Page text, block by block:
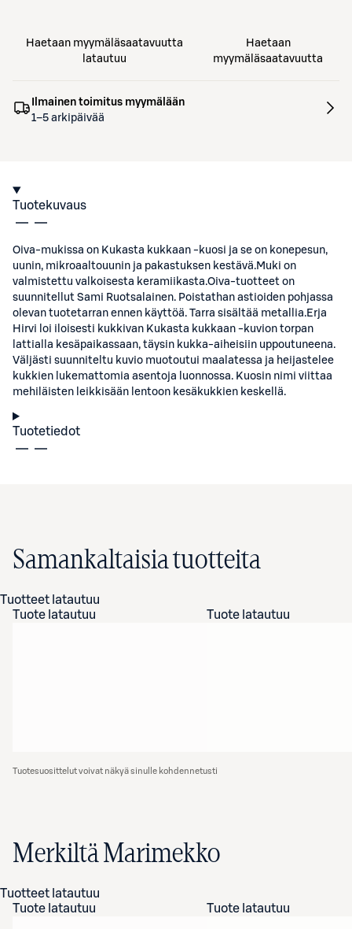
Haetaan myymäläsaatavuutta
latautuu
Haetaan
myymäläsaatavuutta
Ilmainen toimitus myymälään
1–5 arkipäivää
Tuotekuvaus
Oiva-mukissa on Kukasta kukkaan -kuosi ja se on konepesun,
uunin, mikroaaltouunin ja pakastuksen kestävä.Muki on
valmistettu valkoisesta keramiikasta.Oiva-tuotteet on
suunnitellut Sami Ruotsalainen. Poistathan astioiden pohjassa
olevan tuotetarran ennen käyttöä. Tarra sisältää metallia.Erja
Hirvi loi iloisesti kukkivan Kukasta kukkaan -kuvion torpan
lattialla kesäpaikassaan, täysin kukka-aiheisiin uppoutuneena.
Väljästi suunniteltu kuvio muotoutui maalatessa ja heijastelee
kukkien lukemattomia asentoja luonnossa. Kuosin nimi viittaa
mehiläisten leikkisään lentoon kesäkukkien keskellä.
Tuotetiedot
Samankaltaisia tuotteita
Tuotteet latautuu
Tuote latautuu
Tuote latautuu
Tuotesuosittelut voivat näkyä sinulle kohdennetusti
Merkiltä Marimekko
Tuotteet latautuu
Tuote latautuu
Tuote latautuu